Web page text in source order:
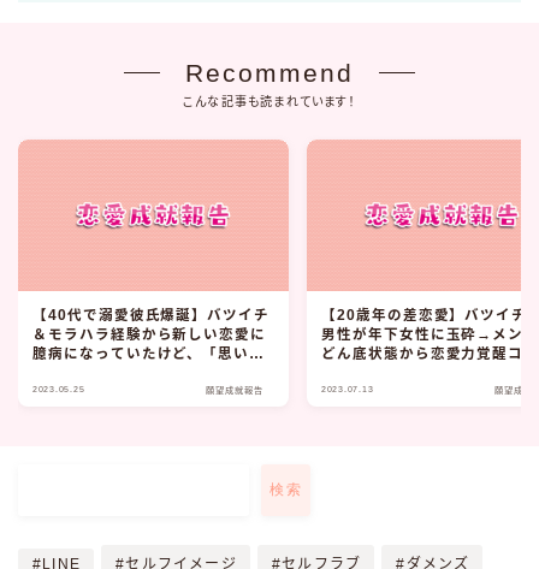
Recommend
こんな記事も読まれています！
【40代で溺愛彼氏爆誕】バツイチ
＆モラハラ経験から新しい恋愛に
臆病になっていたけど、「思い込
きました！
2023.05.25 願望成就報告
【20歳年の差恋愛】バツイチ
男性が年下女性に玉砕→メン
どん底状態から恋愛力覚醒コ
差恋愛実現！
2023.07.13 願望成就
検索
LINE セルフイメージ セルフラブ ダメンズ